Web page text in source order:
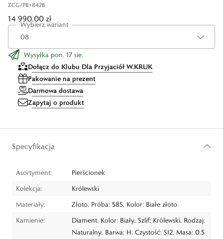
ZCG/PB+842B
14 990,00 zł
Wybierz wariant
Wysyłka pon. 17 sie.
Dołącz do Klubu Dla Przyjaciół W.KRUK
Pakowanie na prezent
Darmowa dostawa
Zapytaj o produkt
Specyfikacja
Asortyment:
Pierścionek
Kolekcja:
Królewski
Materiały:
Złoto, Próba: 585, Kolor: Białe złoto
Kamienie:
Diament, Kolor: Biały, Szlif: Królewski, Rodzaj:
Naturalny, Barwa: H, Czystość: SI2, Masa: 0.5